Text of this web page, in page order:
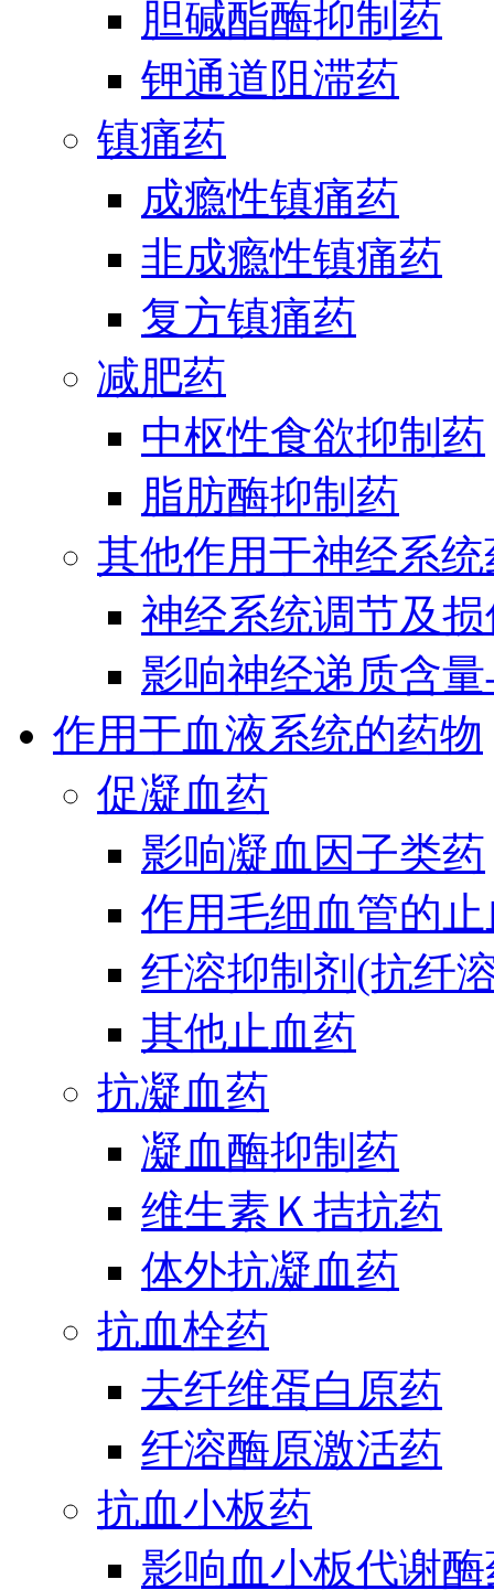
胆碱酯酶抑制药
钾通道阻滞药
镇痛药
成瘾性镇痛药
非成瘾性镇痛药
复方镇痛药
减肥药
中枢性食欲抑制药
脂肪酶抑制药
其他作用于神经系统
神经系统调节及
影响神经递质含
作用于血液系统的药物
促凝血药
影响凝血因子类药
作用毛细血管的
纤溶抑制剂(抗纤
其他止血药
抗凝血药
凝血酶抑制药
维生素Ｋ拮抗药
体外抗凝血药
抗血栓药
去纤维蛋白原药
纤溶酶原激活药
抗血小板药
影响血小板代谢